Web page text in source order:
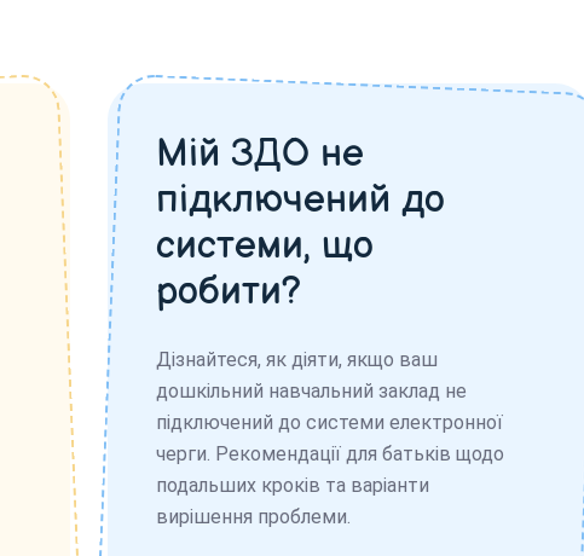
Мій ЗДО не
підключений до
системи, що
робити?
Дізнайтеся, як діяти, якщо ваш
дошкільний навчальний заклад не
підключений до системи електронної
черги. Рекомендації для батьків щодо
подальших кроків та варіанти
вирішення проблеми.